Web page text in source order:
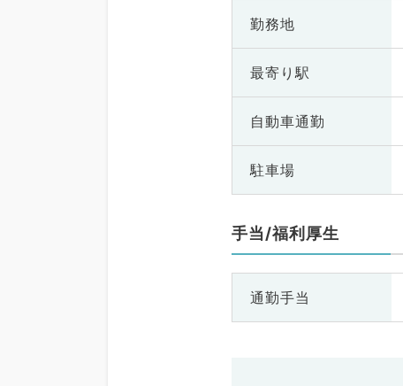
勤務地
最寄り駅
自動車通勤
駐車場
手当/福利厚生
通勤手当